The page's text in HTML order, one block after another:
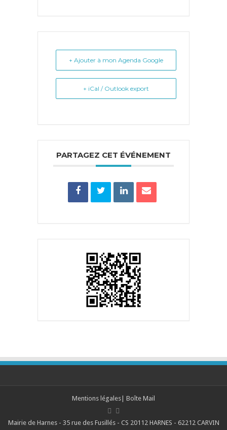
+ Ajouter à mon Agenda Google
+ iCal / Outlook export
PARTAGEZ CET ÉVÉNEMENT
Mentions légales| Boîte Mail
Mairie de Harnes - 35 rue des Fusillés - CS 20112 HARNES - 62212 CARVIN